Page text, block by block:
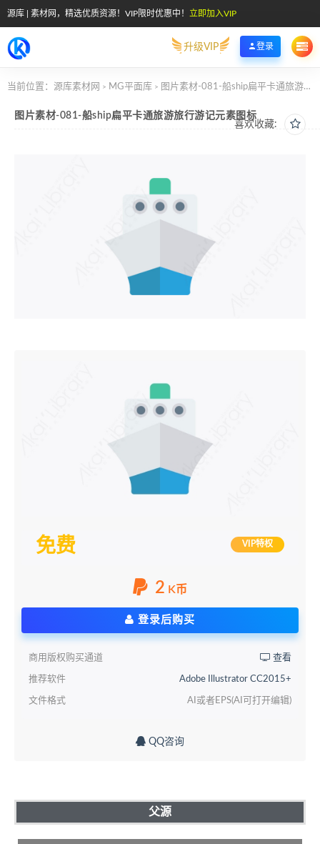
源库 | 素材网，精选优质资源！VIP限时优惠中！ 立即加入VIP
升级VIP 登录
当前位置： 源库素材网 > MG平面库 > 图片素材-081-船ship扁平卡通旅游旅行游记元素图标
喜欢收藏:
图片素材-081-船ship扁平卡通旅游旅行游记元素图标
免费 VIP特权
2 K币
登录后购买
商用版权购买通道 查看
推荐软件 Adobe Illustrator CC2015+
文件格式 AI或者EPS(AI可打开编辑)
QQ咨询
父源